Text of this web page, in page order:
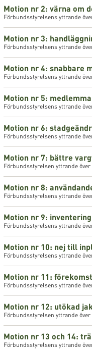
Motion nr 2: värna om
Förbundsstyrelsens yttrande
Motion nr 3:
Förbundsstyrelsens yttrande
Motion nr 4: snabbare
Förbundsstyrelsens yttrande
Motion nr 5:
Förbundsstyrelsens yttrande
Motion nr 6:
Förbundsstyrelsens yttrande
Motion nr 7: bättre
Förbundsstyrelsen yttrande
Motion nr 8:
Förbundsstyrelsens yttrande
Motion nr 9:
Förbundsstyrelsens yttrande
Motion nr 10: nej till
Förbundsstyrelsens yttrande
Motion nr 11:
Förbundsstyrelsens yttrande
Motion nr 12: utökad
Förbundsstyrelsen yttrande
Motion nr 13 och 14:
Förbundsstyrelsens yttrande